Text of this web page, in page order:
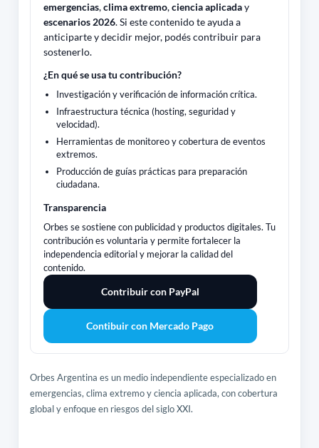
emergencias,clima extremo,ciencia aplicaday
escenarios 2026. Si este contenido te ayuda a
anticiparte y decidir mejor, podés contribuir para
sostenerlo.
¿En qué se usa tu contribución?
Investigación y verificación de información crítica.
Infraestructura técnica (hosting, seguridad y
velocidad).
Herramientas de monitoreo y cobertura de eventos
extremos.
Producción de guías prácticas para preparación
ciudadana.
Transparencia
Orbes se sostiene con publicidad y productos digitales. Tu
contribución es voluntaria y permite fortalecer la
independencia editorial y mejorar la calidad del
contenido.
Contribuir con PayPal
Contibuir con Mercado Pago
Orbes Argentina es un medio independiente especializado en
emergencias, clima extremo y ciencia aplicada, con cobertura
global y enfoque en riesgos del siglo XXI.